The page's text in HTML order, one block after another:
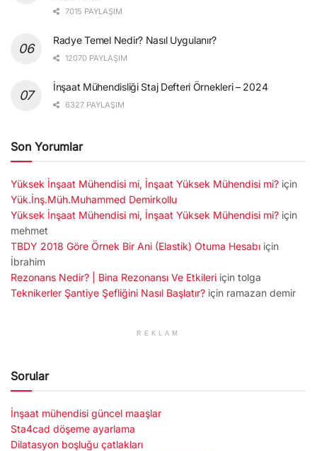
7015 PAYLAŞIM
Radye Temel Nedir? Nasıl Uygulanır?
12070 PAYLAŞIM
İnşaat Mühendisliği Staj Defteri Örnekleri – 2024
6327 PAYLAŞIM
Son Yorumlar
Yüksek İnşaat Mühendisi mi, İnşaat Yüksek Mühendisi mi? için
Yük.İnş.Müh.Muhammed Demirkollu
Yüksek İnşaat Mühendisi mi, İnşaat Yüksek Mühendisi mi? için
mehmet
TBDY 2018 Göre Örnek Bir Ani (Elastik) Otuma Hesabı için
İbrahim
Rezonans Nedir? | Bina Rezonansı Ve Etkileri için tolga
Teknikerler Şantiye Şefliğini Nasıl Başlatır? için ramazan demir
REKLAM
Sorular
İnşaat mühendisi güncel maaşlar
Sta4cad döşeme ayarlama
Dilatasyon boşluğu çatlakları